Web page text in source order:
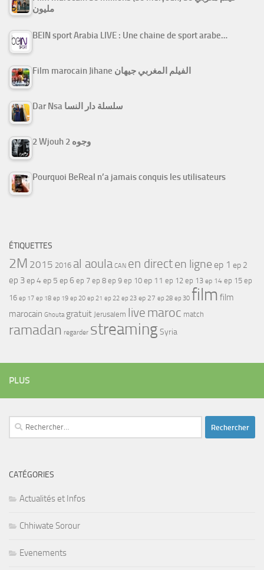
مليون
BEIN sport Arabia LIVE : Une chaine de sport arabe…
Film marocain Jihane الفيلم المغربي جيهان
Dar Nsa سلسلة دار النسا
2 Wjouh 2 وجوه
Pourquoi BeReal n’a jamais conquis les utilisateurs
ÉTIQUETTES
2M 2015 2016 al aoula CAN en directen ligne ep 1 ep 2
ep 3ep 4ep 5 ep 6 ep 7 ep 8 ep 9 ep 10 ep 11 ep 12 ep 13 ep 14 ep 15 ep
16 ep 17 ep 18 ep 19 ep 20 ep 21 ep 22 ep 23 ep 27 ep 28 ep 30 film film
marocain Ghouta gratuit Jerusalem live maroc match
ramadan regarder streamingSyria
PLUS
Rechercher :
CATÉGORIES
Actualités et Infos
Chhiwate Sorour
Evenements